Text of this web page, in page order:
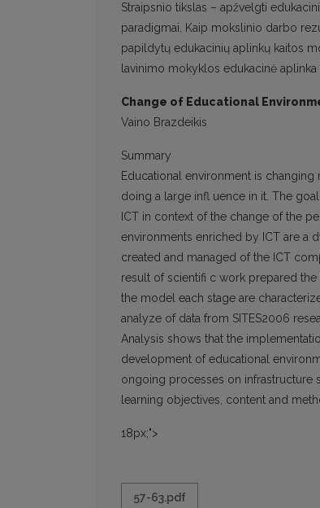
Straipsnio tikslas – apžvelgti
paradigmai. Kaip mokslinio darbo
papildytų edukacinių aplinkų kaitos
lavinimo mokyklos edukacinė aplinka
Change of Educational
Vaino Brazdeikis
Summary
Educational environment is
doing a large infl uence in it. The
ICT in context of the change of the
environments enriched by ICT are a
created and managed of the ICT
result of scientifi c work prepared
the model each stage are
analyze of data from SITES2006
Analysis shows that the
development of educational
ongoing processes on infrastructure
learning objectives, content and
18px;">
57-63.pdf